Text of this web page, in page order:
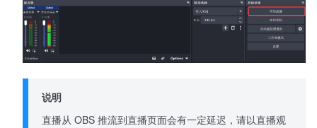
说明
直播从 OBS 推流到直播页面会有一定延迟，请以直播观